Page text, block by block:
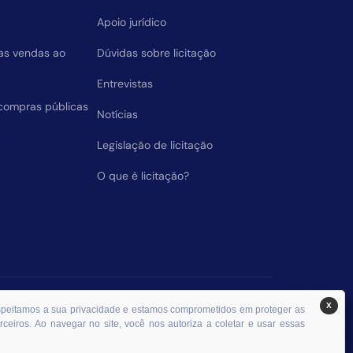
vendas ao
públicas
Apoio jurídico
Dúvidas sobre licitação
Entrevistas
Notícias
Legislação de licitação
O que é licitação?
X
a sua privacidade e estamos comprometidos em proteger as
Ao navegar no site, você nos autoriza a coletar e usar essas